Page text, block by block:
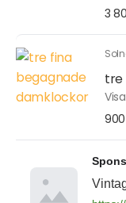
3
tre